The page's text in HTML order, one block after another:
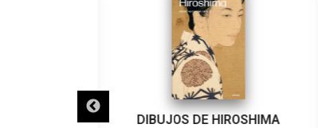
DIBUJOS DE HIROSHIMA